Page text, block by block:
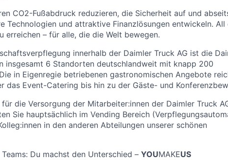
CO2-Fußabdruck reduzieren, die Sicherheit auf und
Technologien und attraktive Finanzlösungen entwickeln. All
erreichen – für alle, die die Welt bewegen.
innerhalb der Daimler Truck AG ist die
insgesamt 6 Standorten deutschlandweit mit knapp 200
in Eigenregie betriebenen gastronomischen Angebote
das Event-Catering bis hin zu der Gäste- und
die Versorgung der Mitarbeiter:innen der Daimler Truck
Sie hauptsächlich im Vending Bereich
in den anderen Abteilungen unserer schönen
Du machst den Unterschied – YOUMAKEUS